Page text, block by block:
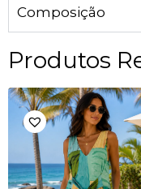
Composição
Produtos